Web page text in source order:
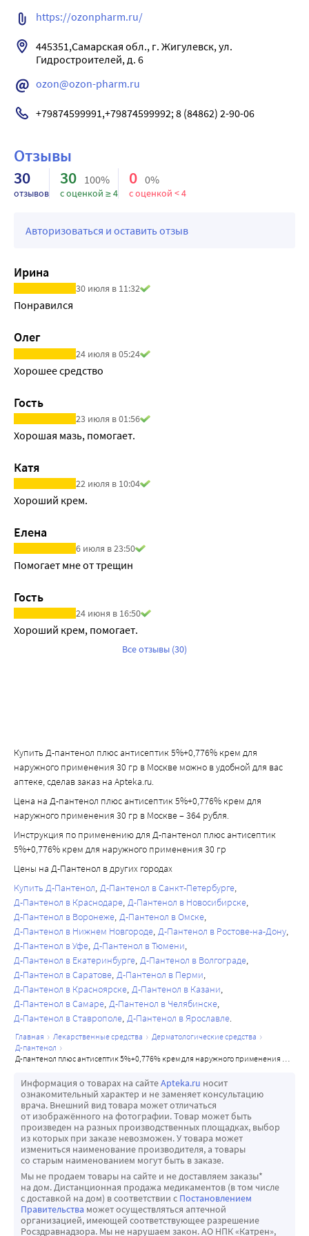
попадании внутрь практически не абсорбируется; при
дезинтоксикационная терапия.
https://ozonpharm.ru/
445351,Самарская обл., г. Жигулевск, ул.
Гидростроителей, д. 6
ozon@ozon-pharm.ru
+79874599991,+79874599992; 8 (84862) 2-90-06
Отзывы
30
отзывов
30 100%
с оценкой ≥ 4
0 0%
с оценкой < 4
Авторизоваться и оставить отзыв
Ирина
30 июля в 11:32
Понравился
Олег
24 июля в 05:24
Хорошее средство
Гость
23 июля в 01:56
Хорошая мазь, помогает.
Катя
22 июля в 10:04
Хороший крем.
Елена
6 июля в 23:50
Помогает мне от трещин
Гость
24 июня в 16:50
Хороший крем, помогает.
Все отзывы (30)
Купить Д-пантенол плюс антисептик 5%+0,776% крем для
наружного применения 30 гр в Москве можно в удобной для вас
аптеке, сделав заказ на Apteka.ru.
Цена на Д-пантенол плюс антисептик 5%+0,776% крем для
наружного применения 30 гр в Москве – 364 рубля.
Инструкция по применению для Д-пантенол плюс антисептик
5%+0,776% крем для наружного применения 30 гр
Цены на Д-Пантенол в других городах
Купить Д-Пантенол Д-Пантенол в Санкт-Петербурге
Д-Пантенол в Краснодаре Д-Пантенол в Новосибирске
Д-Пантенол в Воронеже Д-Пантенол в Омске
Д-Пантенол в Нижнем Новгороде Д-Пантенол в Ростове-на-Дону
Д-Пантенол в Уфе Д-Пантенол в Тюмени
Д-Пантенол в Екатеринбурге Д-Пантенол в Волгограде
Д-Пантенол в Саратове Д-Пантенол в Перми
Д-Пантенол в Красноярске Д-Пантенол в Казани
Д-Пантенол в Самаре Д-Пантенол в Челябинске
Д-Пантенол в Ставрополе Д-Пантенол в Ярославле
главная лекарственные средства
дерматологические средства
д-пантенол
д-пантенол плюс антисептик 5%+0,776% крем для наружного применения 30 гр
Информация о товарах на сайтеApteka.ru носит
ознакомительный характер и не заменяет консультацию
врача. Внешний вид товара может отличаться
от изображённого на фотографии. Товар может быть
произведен на разных производственных площадках, выбор
из которых при заказе невозможен. У товара может
измениться наименование производителя, а товары
со старым наименованием могут быть в заказе.
Мы не продаем товары на сайте и не доставляем заказы*
на дом. Дистанционная продажа медикаментов (в том числе
с доставкой на дом) в соответствии с Постановлением
Правительства может осуществляться аптечной
организацией, имеющей соответствующее разрешение
Росздравнадзора. Мы не нарушаем закон. АО НПК «Катрен»,